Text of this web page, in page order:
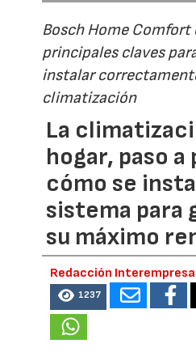
Bosch Home Comfort
principales claves
instalar
climatización
La
hogar, paso a
cómo se
sistema para
su máximo
Redacción
1237